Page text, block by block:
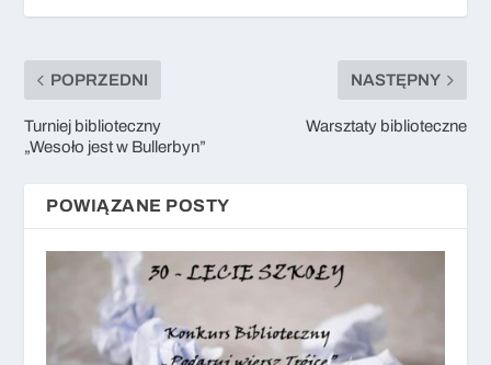
POPRZEDNI
Turniej biblioteczny
„Wesoło jest w Bullerbyn”
NASTĘPNY
Warsztaty biblioteczne
POWIĄZANE POSTY